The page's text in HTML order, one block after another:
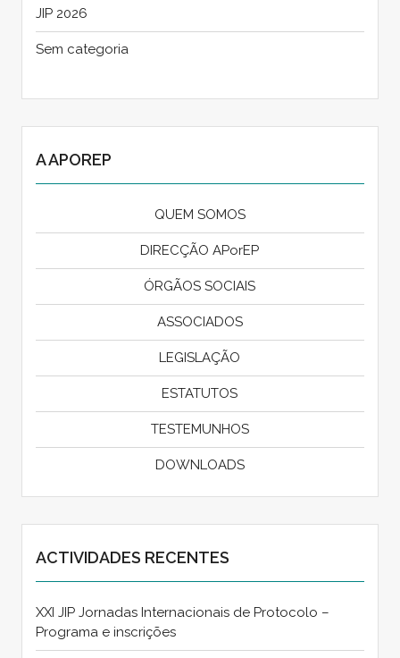
JIP 2026
Sem categoria
A APOREP
QUEM SOMOS
DIRECÇÃO APorEP
ÓRGÃOS SOCIAIS
ASSOCIADOS
LEGISLAÇÃO
ESTATUTOS
TESTEMUNHOS
DOWNLOADS
ACTIVIDADES RECENTES
XXI JIP Jornadas Internacionais de Protocolo –
Programa e inscrições